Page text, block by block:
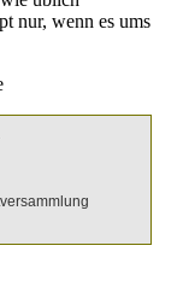
nur, wenn es ums